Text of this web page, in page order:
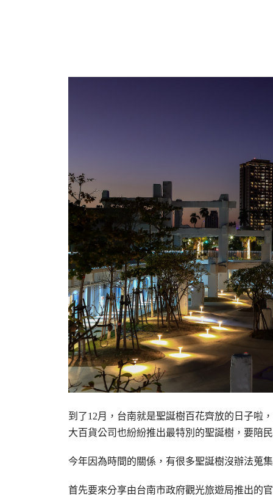
到了12月，台南就是聖誕樹百花齊放的日子啦
大百貨公司也紛紛推出最特別的聖誕樹，要陪
今年因為時間的關係，有很多聖誕樹沒辦法蒐
首先要來分享由台南市政府觀光旅遊局推出的